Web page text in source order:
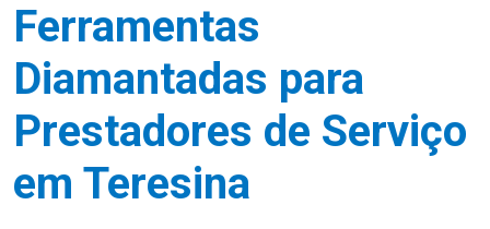
Ferramentas
Diamantadas para
Prestadores de Serviço
em Teresina